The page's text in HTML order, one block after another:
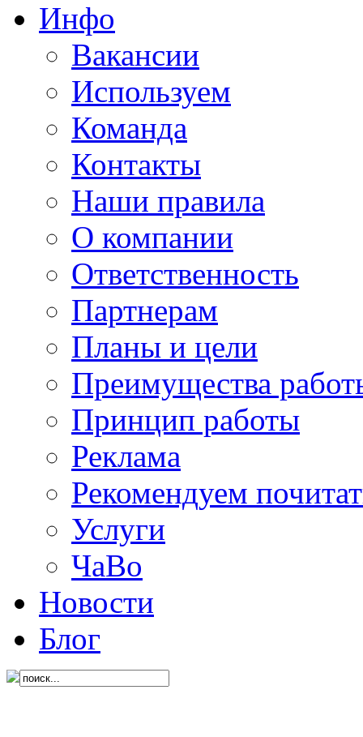
Инфо
Вакансии
Используем
Команда
Контакты
Наши правила
О компании
Ответственность
Партнерам
Планы и цели
Преимущества
Принцип работы
Реклама
Рекомендуем
Услуги
ЧаВо
Новости
Блог